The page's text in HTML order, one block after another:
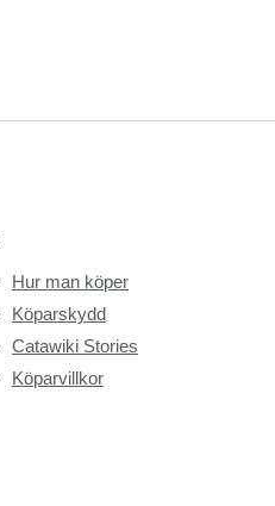
Hur man köper
Köparskydd
Catawiki Stories
Köparvillkor